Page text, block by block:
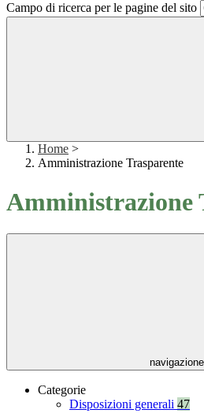
Campo di ricerca per le pagine del sito
Home >
Amministrazione Trasparente
Amministrazione
navigazione
Categorie
Disposizioni generali 47